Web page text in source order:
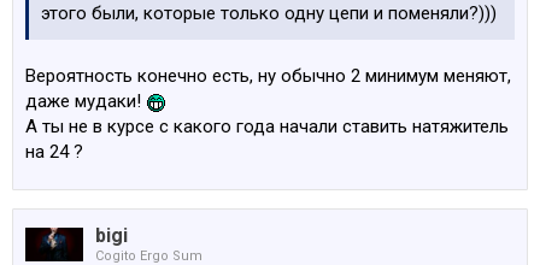
этого были, которые только одну цепи и поменяли?)))
Вероятность конечно есть, ну обычно 2 минимум меняют,
даже мудаки!
А ты не в курсе с какого года начали ставить натяжитель
на 24 ?
bigi
Cogito Ergo Sum